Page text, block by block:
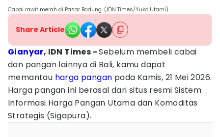
Cabai rawit merah di Pasar Badung. (IDN Times/Yuko Utami)
Share Article
Gianyar, IDN Times -Sebelum membeli cabai
dan pangan lainnya di Bali, kamu dapat
memantau harga pangan pada Kamis, 21 Mei 2026.
Harga pangan ini berasal dari situs resmi Sistem
Informasi Harga Pangan Utama dan Komoditas
Strategis (Sigapura).